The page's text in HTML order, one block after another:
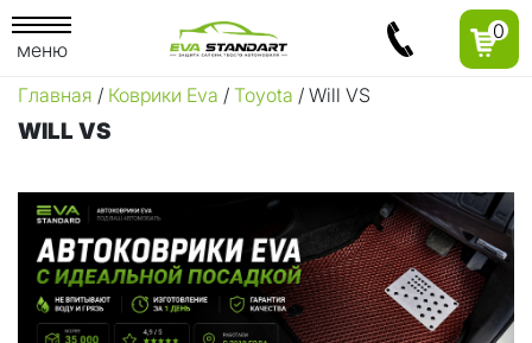
меню
0
Главная / Коврики Eva / Toyota / Will VS
WILL VS